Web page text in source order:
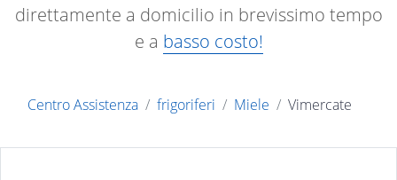
direttamente a domicilio in brevissimo tempo
e a basso costo!
Centro Assistenza frigoriferi Miele Vimercate